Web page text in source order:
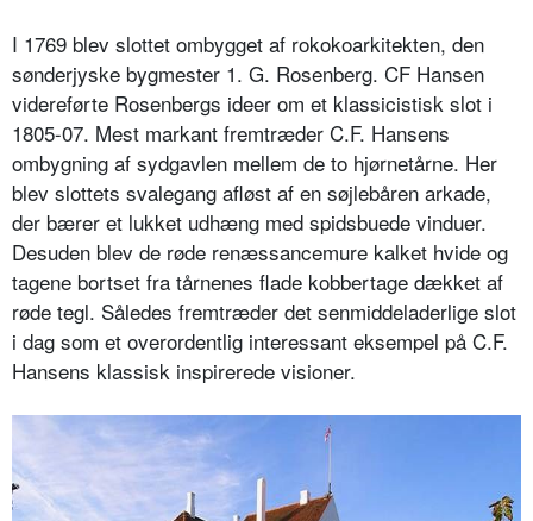
I 1769 blev slottet ombygget af rokokoarkitekten, den
sønderjyske bygmester 1. G. Rosenberg. CF Hansen
videreførte Rosenbergs ideer om et klassicistisk slot i
1805-07. Mest markant fremtræder C.F. Hansens
ombygning af sydgavlen mellem de to hjørnetårne. Her
blev slottets svalegang afløst af en søjlebåren arkade,
der bærer et lukket udhæng med spidsbuede vinduer.
Desuden blev de røde renæssancemure kalket hvide og
tagene bortset fra tårnenes flade kobbertage dækket af
røde tegl. Således fremtræder det senmiddeladerlige slot
i dag som et overordentlig interessant eksempel på C.F.
Hansens klassisk inspirerede visioner.